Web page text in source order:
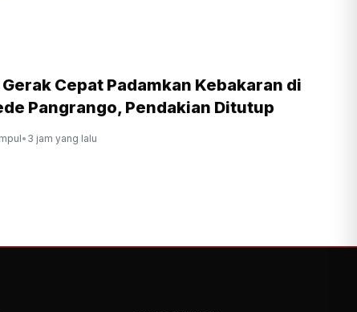
Cepat Padamkan Kebakaran di
Pangrango, Pendakian Ditutup
• 3 jam yang lalu